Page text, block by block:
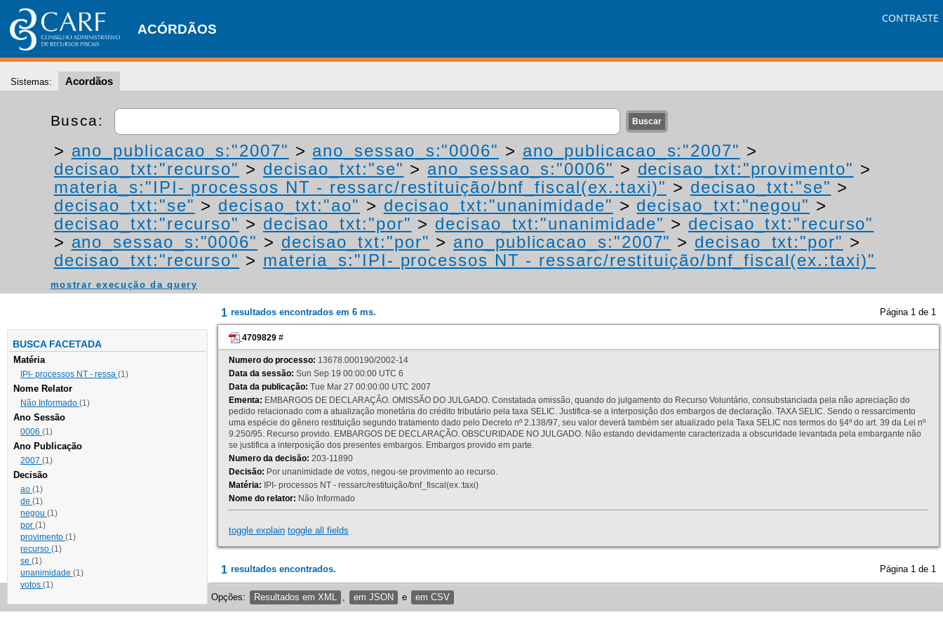
ACÓRDÃOS
CONTRASTE
Sistemas: Acordãos
Busca:
> ano_publicacao_s:"2007" > ano_sessao_s:"0006" > ano_publicacao_s:"2007" >
decisao_txt:"recurso" > decisao_txt:"se" > ano_sessao_s:"0006" > decisao_txt:"provimento" >
materia_s:"IPI- processos NT - ressarc/restituição/bnf_fiscal(ex.:taxi)" > decisao_txt:"se" >
decisao_txt:"se" > decisao_txt:"ao" > decisao_txt:"unanimidade" > decisao_txt:"negou" >
decisao_txt:"recurso" > decisao_txt:"por" > decisao_txt:"unanimidade" > decisao_txt:"recurso"
> ano_sessao_s:"0006" > decisao_txt:"por" > ano_publicacao_s:"2007" > decisao_txt:"por" >
decisao_txt:"recurso" > materia_s:"IPI- processos NT - ressarc/restituição/bnf_fiscal(ex.:taxi)"
mostrar execução da query
BUSCA FACETADA
Matéria
IPI- processos NT - ressa (1)
Nome Relator
Não Informado (1)
Ano Sessão
0006 (1)
Ano Publicação
2007 (1)
Decisão
ao (1)
de (1)
negou (1)
por (1)
provimento (1)
recurso (1)
se (1)
unanimidade (1)
votos (1)
1 resultados encontrados em 6 ms. Página 1 de 1
4709829 #
Numero do processo: 13678.000190/2002-14
Data da sessão: Sun Sep 19 00:00:00 UTC 6
Data da publicação: Tue Mar 27 00:00:00 UTC 2007
Ementa: EMBARGOS DE DECLARAÇÃO. OMISSÃO DO JULGADO. Constatada omissão, quando do julgamento do Recurso Voluntário, consubstanciada pela não apreciação do
pedido relacionado com a atualização monetária do crédito tributário pela taxa SELIC. Justifica-se a interposição dos embargos de declaração. TAXA SELIC. Sendo o ressarcimento
uma espécie do gênero restituição segundo tratamento dado pelo Decreto nº 2.138/97, seu valor deverá também ser atualizado pela Taxa SELIC nos termos do §4º do art. 39 da Lei nº
9.250/95. Recurso provido. EMBARGOS DE DECLARAÇÃO. OBSCURIDADE NO JULGADO. Não estando devidamente caracterizada a obscuridade levantada pela embargante não
se justifica a interposição dos presentes embargos. Embargos provido em parte.
Numero da decisão: 203-11890
Decisão: Por unanimidade de votos, negou-se provimento ao recurso.
Matéria: IPI- processos NT - ressarc/restituição/bnf_fiscal(ex.:taxi)
Nome do relator: Não Informado
toggle explain toggle all fields
1 resultados encontrados. Página 1 de 1
Opções: Resultados em XML em JSON e em CSV